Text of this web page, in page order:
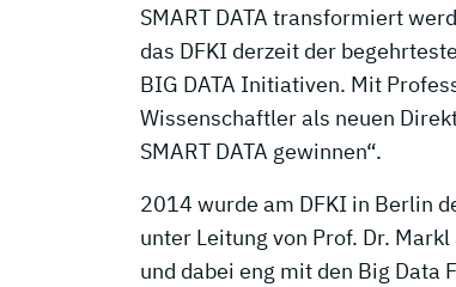
SMART DATA transformiert
das DFKI derzeit der
BIG DATA Initiativen. Mit
Wissenschaftler als neuen
SMART DATA gewinnen“.
2014 wurde am DFKI in Berlin
unter Leitung von Prof. Dr.
und dabei eng mit den Big Data